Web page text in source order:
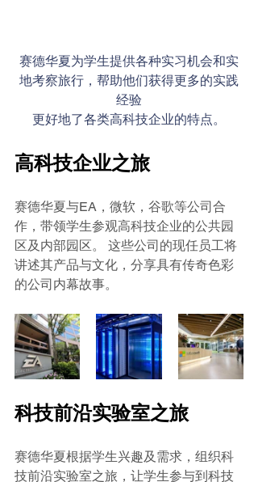
赛德华夏为学生提供各种实习机会和实
地考察旅行，帮助他们获得更多的实践
经验
更好地了各类高科技企业的特点。
高科技企业之旅
赛德华夏与EA，微软，谷歌等公司合
作，带领学生参观高科技企业的公共园
区及内部园区。 这些公司的现任员工将
讲述其产品与文化，分享具有传奇色彩
的公司内幕故事。
科技前沿实验室之旅
赛德华夏根据学生兴趣及需求，组织科
技前沿实验室之旅，让学生参与到科技